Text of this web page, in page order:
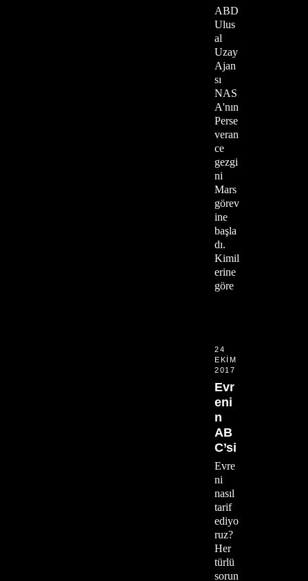
ABD
Ulus
al
Uzay
Ajan
sı
NAS
A'nın
Perse
veran
ce
gezgi
ni
Mars
görev
ine
başla
dı.
Kimil
erine
göre
24
EKIM
2017
Evr
eni
n
AB
C’si
Evre
ni
nasıl
tarif
ediyo
ruz?
Her
türlü
sorun